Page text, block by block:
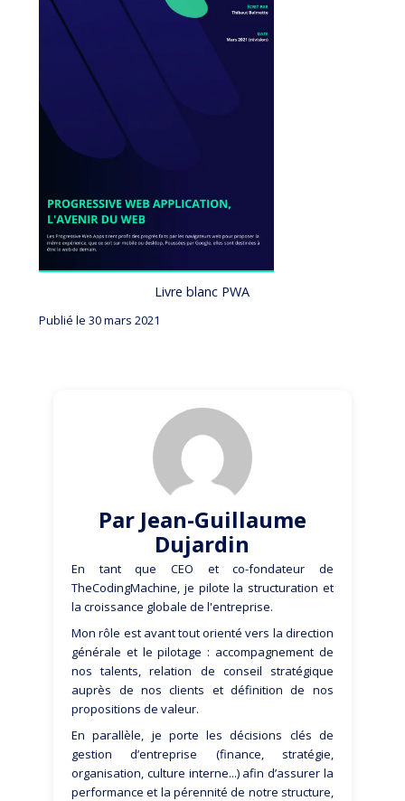
Livre blanc PWA
Publié le 30 mars 2021
Par Jean-Guillaume
Dujardin
En tant que CEO et co-fondateur de
TheCodingMachine, je pilote la structuration et
la croissance globale de l'entreprise.
Mon rôle est avant tout orienté vers la direction
générale et le pilotage : accompagnement de
nos talents, relation de conseil stratégique
auprès de nos clients et définition de nos
propositions de valeur.
En parallèle, je porte les décisions clés de
gestion d’entreprise (finance, stratégie,
organisation, culture interne...) afin d’assurer la
performance et la pérennité de notre structure,